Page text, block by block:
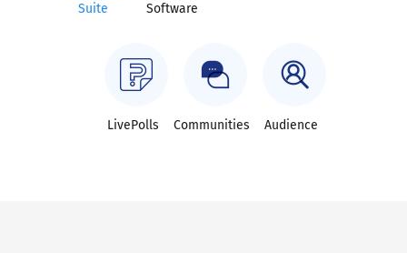
Suite
Software
LivePolls Communities Audience